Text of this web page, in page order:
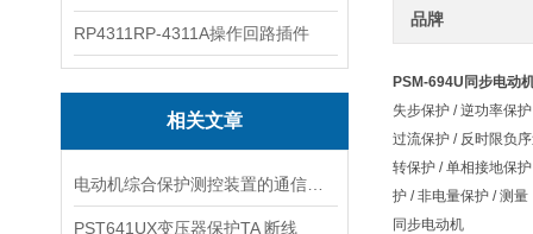
RP4311RP-4311A操作回路插件
相关文章
PST641UX变压器保护TA 断线
品牌
PSM-694U同步电动
失步保护 / 逆功率保
过流保护 / 反时限负
转保护 / 单相接地保
护 / 非电量保护 / 测量
同步电动机